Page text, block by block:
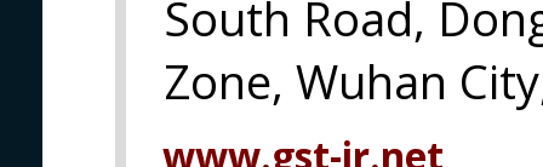
South Road,
Zone, Wuhan
www.gst-ir.net